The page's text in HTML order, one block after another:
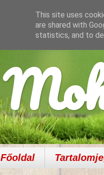
Főoldal
This site uses
are shared with
statistics, and to